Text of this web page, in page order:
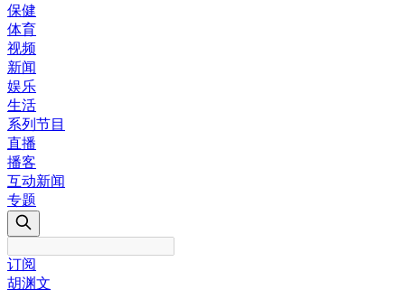
保健
体育
视频
新闻
娱乐
生活
系列节目
直播
播客
互动新闻
专题
订阅
胡渊文